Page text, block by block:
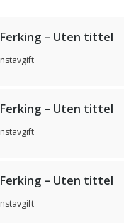
– Uten tittel
– Uten tittel
– Uten tittel